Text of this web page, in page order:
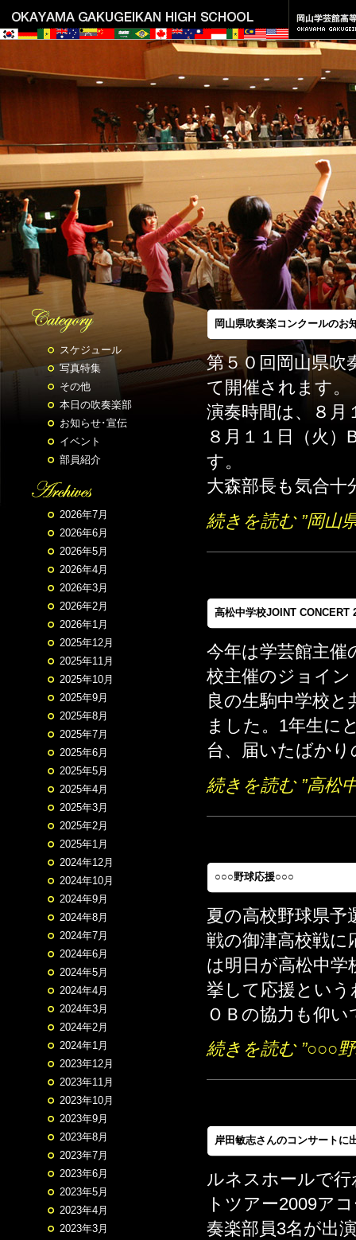
スケジュール
写真特集
その他
本日の吹奏楽部
お知らせ･宣伝
イベント
部員紹介
2026年7月
2026年6月
2026年5月
2026年4月
2026年3月
2026年2月
2026年1月
2025年12月
2025年11月
2025年10月
2025年9月
2025年8月
2025年7月
2025年6月
2025年5月
2025年4月
2025年3月
2025年2月
2025年1月
2024年12月
2024年10月
2024年9月
2024年8月
2024年7月
2024年6月
2024年5月
2024年4月
2024年3月
2024年2月
2024年1月
2023年12月
2023年11月
2023年10月
2023年9月
2023年8月
2023年7月
2023年6月
2023年5月
2023年4月
2023年3月
岡山県吹奏楽コンクールのお
第５０回岡山県吹
て開催されます。
演奏時間は、８
８月１１日（火
す。
大森部長も気合十
続きを読む ”岡山
高松中学校JOINT CONCERT
今年は学芸館主催
校主催のジョイ
良の生駒中学校
ました。1年生に
台、届いたばかり
続きを読む ”高松
○○○野球応援○○○
夏の高校野球県
戦の御津高校戦に
は明日が高松中
挙して応援とい
ＯＢの協力も仰い
続きを読む ”○○○
岸田敏志さんのコンサートに
ルネスホールで
トツアー2009ア
奏楽部員3名が出